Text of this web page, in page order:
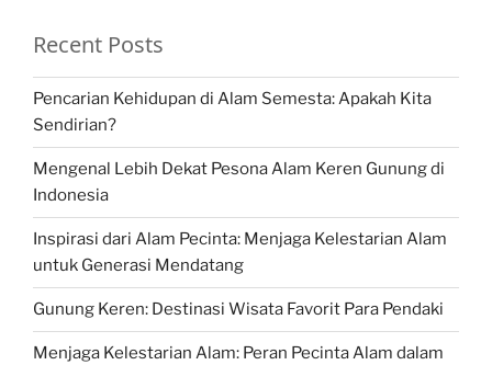
Recent Posts
Pencarian Kehidupan di Alam Semesta: Apakah Kita
Sendirian?
Mengenal Lebih Dekat Pesona Alam Keren Gunung di
Indonesia
Inspirasi dari Alam Pecinta: Menjaga Kelestarian Alam
untuk Generasi Mendatang
Gunung Keren: Destinasi Wisata Favorit Para Pendaki
Menjaga Kelestarian Alam: Peran Pecinta Alam dalam